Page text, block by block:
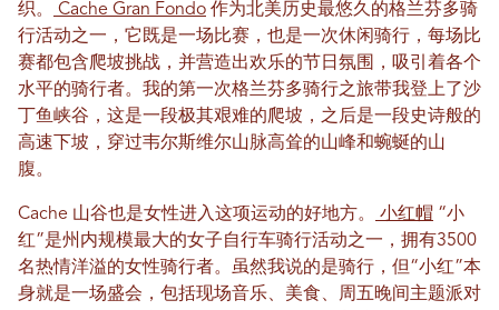
织。
Cache Gran Fondo 作为北美历史最悠久的格兰芬多骑
行活动之一，它既是一场比赛，也是一次休闲骑行，每场比
赛都包含爬坡挑战，并营造出欢乐的节日氛围，吸引着各个
水平的骑行者。我的第一次格兰芬多骑行之旅带我登上了沙
丁鱼峡谷，这是一段极其艰难的爬坡，之后是一段史诗般的
高速下坡，穿过韦尔斯维尔山脉高耸的山峰和蜿蜒的山
腹。
Cache 山谷也是女性进入这项运动的好地方。 小红帽 “小
红”是州内规模最大的女子自行车骑行活动之一，拥有3500
名热情洋溢的女性骑行者。虽然我说的是骑行，但“小红”本
身就是一场盛会，包括现场音乐、美食、周五晚间主题派对